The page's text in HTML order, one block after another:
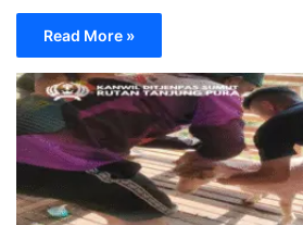
Read More »